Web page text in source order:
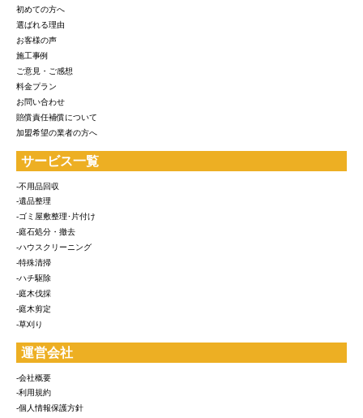
初めての方へ
選ばれる理由
お客様の声
施工事例
ご意見・ご感想
料金プラン
お問い合わせ
賠償責任補償について
加盟希望の業者の方へ
サービス一覧
-不用品回収
-遺品整理
-ゴミ屋敷整理･片付け
-庭石処分・撤去
-ハウスクリーニング
-特殊清掃
-ハチ駆除
-庭木伐採
-庭木剪定
-草刈り
運営会社
-会社概要
-利用規約
-個人情報保護方針